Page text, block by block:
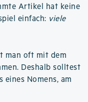
Artikel hat keine
einfach: viele
man oft mit dem
Deshalb solltest
eines Nomens, am